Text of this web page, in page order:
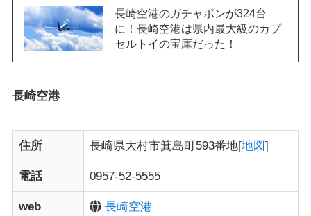
長崎空港のガチャポンが324台
に！長崎空港は県内最大級のカプ
セルトイの宝庫だった！
長崎空港
住所 長崎県大村市箕島町593番地[地図]
電話 0957-52-5555
web 長崎空港